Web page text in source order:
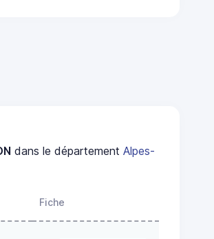
dans le départementAlpes-
Fiche